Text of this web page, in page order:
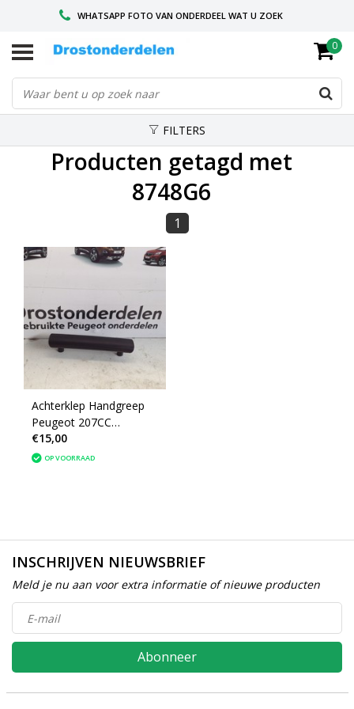
WHATSAPP FOTO VAN ONDERDEEL WAT U ZOEK
VOOR 16.00 BESTELD, VANDAAG VERZONDEN
GESPECIALISEERD PEUGEOT
0
FILTERS
Producten getagd met
8748G6
1
Achterklep Handgreep
Peugeot 207CC
(8748G6)
€15,00
OP VOORRAAD
INSCHRIJVEN NIEUWSBRIEF
Meld je nu aan voor extra informatie of nieuwe producten
Abonneer